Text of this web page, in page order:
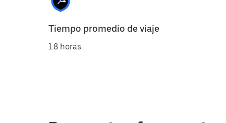
Tiempo promedio de viaje
1.8 horas